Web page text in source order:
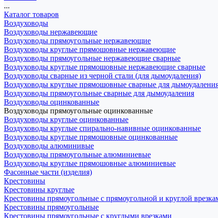
...
Каталог товаров
Воздуховоды
Воздуховоды нержавеющие
Воздуховоды прямоугольные нержавеющие
Воздуховоды круглые прямошовные нержавеющие
Воздуховоды прямоугольные нержавеющие сварные
Воздуховоды круглые прямошовные нержавеющие сварные
Воздуховоды сварные из черной стали (для дымоудаления)
Воздуховоды круглые прямошовные сварные для
Воздуховоды прямоугольные сварные для дымоудаления
Воздуховоды оцинкованные
Воздуховоды прямоугольные оцинкованные
Воздуховоды круглые оцинкованные
Воздуховоды круглые спирально-навивные оцинкованные
Воздуховоды круглые прямошовные оцинкованные
Воздуховоды алюминивые
Воздуховоды прямоугольные алюминиевые
Воздуховоды круглые прямошовные алюминиевые
Фасонные части (изделия)
Крестовины
Крестовины круглые
Крестовины прямоугольные с прямоугольной и круглой
Крестовины прямоугольные
Крестовины прямоугольные с круглыми врезками